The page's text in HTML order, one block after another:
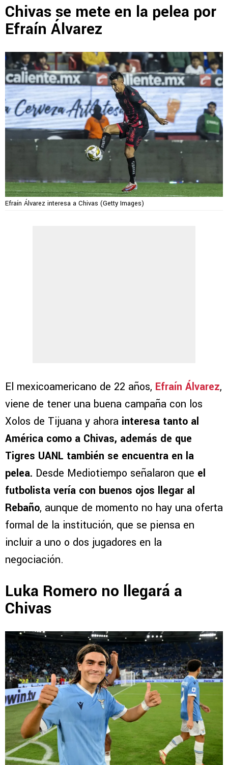
Chivas se mete en la pelea por
Efraín Álvarez
Efraín Álvarez interesa a Chivas (Getty Images)
El mexicoamericano de 22 años, Efraín Álvarez,
viene de tener una buena campaña con los
Xolos de Tijuana y ahora interesa tanto al
América como a Chivas, además de que
Tigres UANL también se encuentra en la
pelea. Desde Mediotiempo señalaron que el
futbolista vería con buenos ojos llegar al
Rebaño, aunque de momento no hay una oferta
formal de la institución, que se piensa en
incluir a uno o dos jugadores en la
negociación.
Luka Romero no llegará a
Chivas